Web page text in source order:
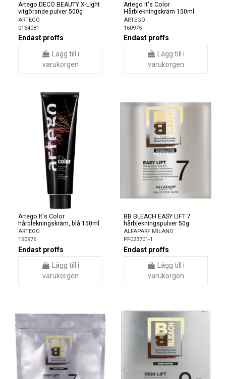
Artego DECO BEAUTY X-Light
vitgörande pulver 500g
ARTEGO
0164081
Endast proffs
Lägg till i
varukorgen
Artego It's Color
Hårblekningskräm 150ml
ARTEGO
160975
Endast proffs
Lägg till i
varukorgen
Artego It's Color
hårblekningskräm, blå 150ml
ARTEGO
160976
Endast proffs
Lägg till i
varukorgen
BB BLEACH EASY LIFT 7
hårblekningspulver 50g
ALFAPARF MILANO
PF023701-1
Endast proffs
Lägg till i
varukorgen